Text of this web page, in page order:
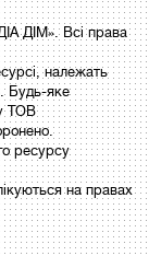
ДІМ». Всі права
належать
яке
ТОВ
ресурсу
на правах